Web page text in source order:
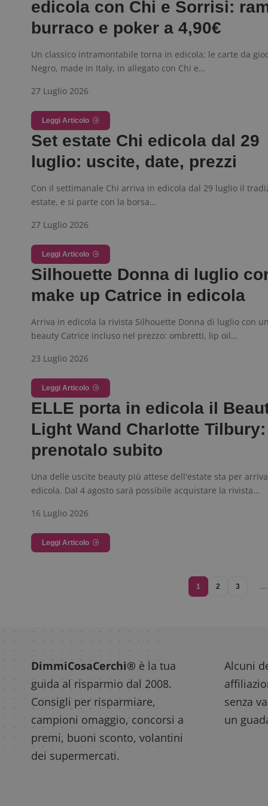
edicola con Chi e Sorrisi:
burraco e poker a 4,90€
Un classico intramontabile torna in edicola: le carte da
Negro, made in Italy, in allegato con Chi e…
27 Luglio 2026
Leggi Articolo
Set estate Chi edicola dal 29
luglio: uscite, date, prezzi
Con il settimanale Chi arriva in edicola dal 29 luglio il
estate, e si parte con la borsa…
27 Luglio 2026
Leggi Articolo
Silhouette Donna di luglio
make up Catrice in edicola
Arriva in edicola la rivista Silhouette Donna di luglio con
beauty Catrice incluso nel prezzo: ombretti, lip oil…
23 Luglio 2026
Leggi Articolo
ELLE porta in edicola il
Light Wand Charlotte Tilbury:
prenotalo subito
Una delle uscite beauty più attese dell'estate sta per
edicola. Dal 4 agosto sarà possibile acquistare la rivista…
16 Luglio 2026
Leggi Articolo
1 2 3 …
DimmiCosaCerchi® è la tua
guida al risparmio dal 2008.
Consigli per risparmiare,
campioni omaggio, concorsi a
premi, buoni sconto, volantini
dei supermercati.
Alcuni
senza
un
_pk_ses.1.938b